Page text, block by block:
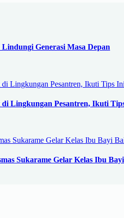
Generasi Masa Depan
di Lingkungan Pesantren, Ikuti
Sukarame Gelar Kelas Ibu